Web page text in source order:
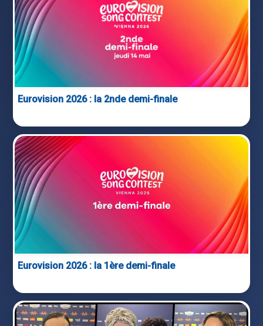
Eurovision 2026 : la 2nde demi-finale
Eurovision 2026 : la 1ère demi-finale